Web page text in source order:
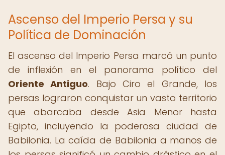
Ascenso del Imperio Persa y su
Política de Dominación
El ascenso del Imperio Persa marcó un punto
de inflexión en el panorama político del
Oriente Antiguo. Bajo Ciro el Grande, los
persas lograron conquistar un vasto territorio
que abarcaba desde Asia Menor hasta
Egipto, incluyendo la poderosa ciudad de
Babilonia. La caída de Babilonia a manos de